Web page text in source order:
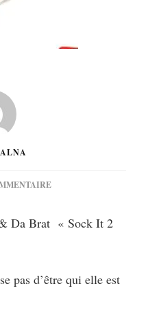
SUR
ELLIOTT
« SOCK
Da Brat « Sock It 2
pas d’être qui elle est